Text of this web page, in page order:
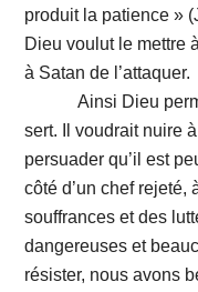
produit la patience »
Dieu voulut le mettre
à Satan de l’attaquer.
Ainsi Dieu permet
sert. Il voudrait nuire
persuader qu’il est
côté d’un chef rejeté,
souffrances et des
dangereuses et
résister, nous avons